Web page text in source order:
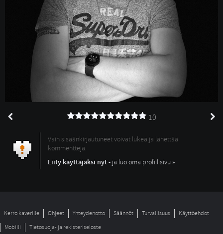
10
Vain sisäänkirjautuneet voivat lukea ja lähettää
kommentteja.
Liity käyttäjäksi nyt- ja luo oma profiilisivu »
Kerro kaverille Ohjeet Yhteydenotto Säännöt Turvallisuus
Käyttöehdot
Mobiili
Tietosuoja- ja rekisteriseloste